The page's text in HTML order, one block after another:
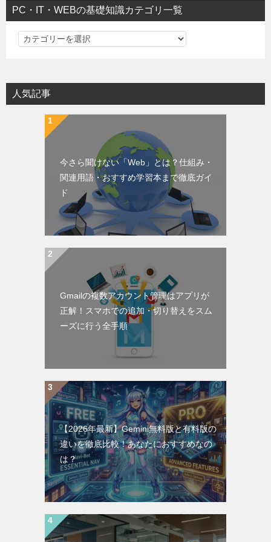
PC・IT・WEBの基礎知識カテゴリ一覧
PC・IT・WEBの基礎知識カテゴリ一覧
人気記事
今さら聞けない「Web」とは？仕組み・
関連用語・おすすめ学習本まで徹底ガイ
ド
Gmailの複数アカウント管理はアプリが
正解！スマホでの追加・切り替えをスム
ーズに行う全手順
【2026年最新】Gemini無料版と有料版の
違いを徹底比較！あなたにおすすめなの
は？